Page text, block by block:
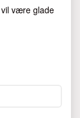
vil være glade